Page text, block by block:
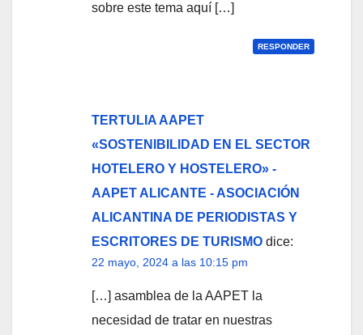
sobre este tema aquí […]
RESPONDER
TERTULIA AAPET
«SOSTENIBILIDAD EN EL SECTOR
HOTELERO Y HOSTELERO» -
AAPET ALICANTE - ASOCIACIÓN
ALICANTINA DE PERIODISTAS Y
ESCRITORES DE TURISMO dice:
22 mayo, 2024 a las 10:15 pm
[…] asamblea de la AAPET la
necesidad de tratar en nuestras